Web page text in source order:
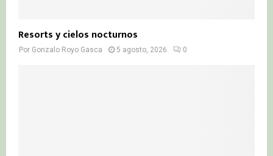
Resorts y cielos nocturnos
Por Gonzalo Royo Gasca 5 agosto, 2026 0